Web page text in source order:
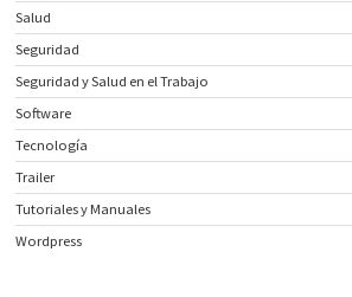
Salud
Seguridad
Seguridad y Salud en el Trabajo
Software
Tecnología
Trailer
Tutoriales y Manuales
Wordpress